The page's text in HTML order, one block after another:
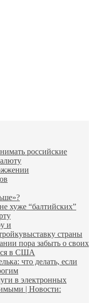
российские
хуже “балтийских”
и
страны
пора забыть о своих
в США
что делать, если
в электронных
| Новости: